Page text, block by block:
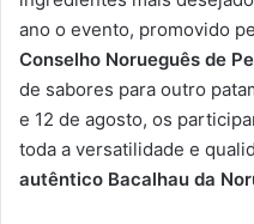
ano o evento, promovido
Conselho Norueguês de
de sabores para outro
e 12 de agosto, os
toda a versatilidade e
autêntico Bacalhau da